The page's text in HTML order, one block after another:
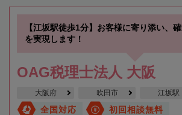
【江坂駅徒歩1分】お客様に寄り添い、
を実現します！
OAG税理士法人 大阪
大阪府 吹田市 江坂駅
全国対応 初回相談無料